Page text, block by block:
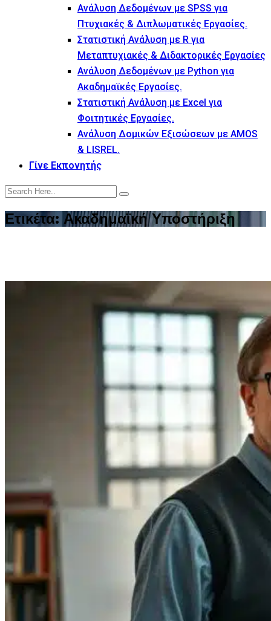
Ανάλυση Δεδομένων με SPSS για
Πτυχιακές & Διπλωματικές Εργασίες.
Στατιστική Ανάλυση με R για
Μεταπτυχιακές & Διδακτορικές Εργασίες
Ανάλυση Δεδομένων με Python για
Ακαδημαϊκές Εργασίες.
Στατιστική Ανάλυση με Excel για
Φοιτητικές Εργασίες.
Ανάλυση Δομικών Εξισώσεων με AMOS
& LISREL.
Γίνε Εκπονητής
Ετικέτα: Ακαδημαϊκή Υποστήριξη